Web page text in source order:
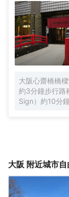
等設施，提供
客房典雅舒適
設施，能在不
徉於温泉中，
品質的服務，
將更加舒適暢
班車。按照酒
（OCAT）→地
服務。
大阪心齋橋橋
約3分鐘步行路
Sign）約10分鐘
鞋、免費洗浴
客提供行李寄
店在20:30至
性價比極高的
大阪 附近城市